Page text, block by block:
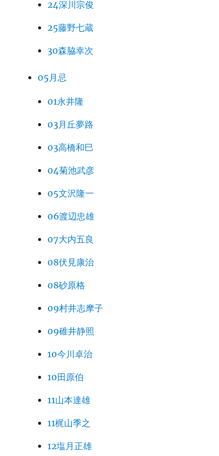
24深川宗俊
25藤野七蔵
30森脇幸次
05月忌
01永井隆
03月丘夢路
03高橋和巳
04菊池武彦
05文沢隆一
06渡辺忠雄
07大内五良
08伏見康治
08砂原格
09村井志摩子
09碓井静照
10今川卓治
10田原伯
11山本達雄
11梶山季之
12塩月正雄